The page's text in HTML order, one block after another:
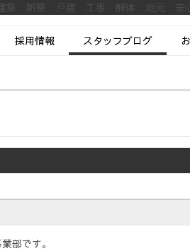
築 新築 戸建 工事 解体 地元 安
採用情報 スタッフブログ
部です。